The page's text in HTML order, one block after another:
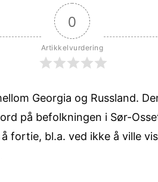
0
Artikkelvurdering
Georgia og Russland.
på befolkningen i Sør-
fortie, bl.a. ved ikke å ville